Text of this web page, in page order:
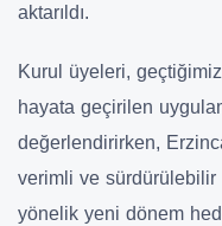
aktarıldı.
Kurul üyeleri,
hayata geçirilen
değerlendirirken,
verimli ve sürdürülebilir
yönelik yeni dönem